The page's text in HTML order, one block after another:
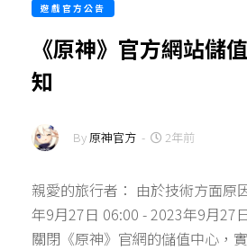
遊戲官方公告
《原神》官方網站儲
知
By 原神官方 - 2年前
親愛的旅行者： 由於技術方面原
年9月27日 06:00 - 2023年9月27
關閉《原神》官網的儲值中心，